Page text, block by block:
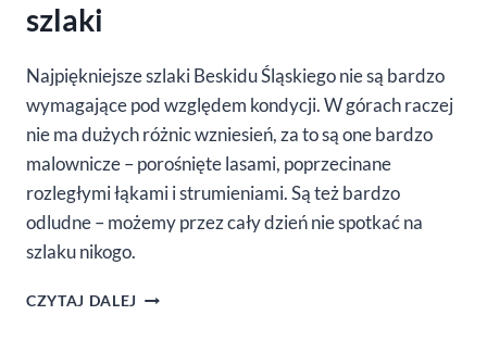
szlaki
Najpiękniejsze szlaki Beskidu Śląskiego nie są bardzo
wymagające pod względem kondycji. W górach raczej
nie ma dużych różnic wzniesień, za to są one bardzo
malownicze – porośnięte lasami, poprzecinane
rozległymi łąkami i strumieniami. Są też bardzo
odludne – możemy przez cały dzień nie spotkać na
szlaku nikogo.
CZYTAJ DALEJ BESKID